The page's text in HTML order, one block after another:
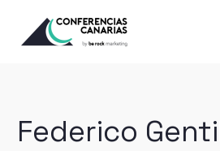
Federico